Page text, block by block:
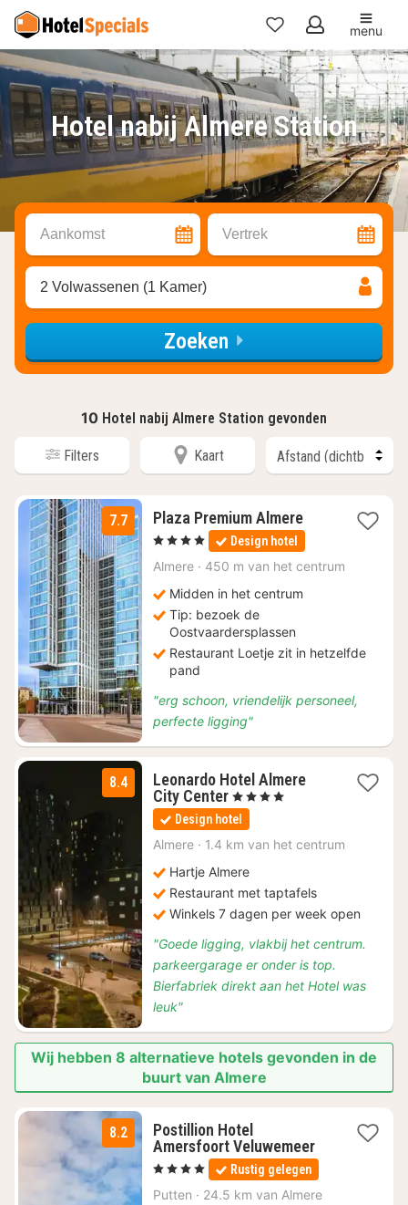
Mijn
favorieten
menu
Hotel nabij Almere Station
Aankomst Vertrek
2 Volwassenen (1 Kamer)
Zoeken
10 Hotel nabij Almere Station gevonden
Filters Kaart
7.7 Plaza Premium Almere1
nacht
vanaf
€
, 4 Sterren Design hotel
Almere · 450 m van het centrum
Midden in het centrum
Tip: bezoek de
Oostvaardersplassen
Restaurant Loetje zit in hetzelfde
pand
"erg schoon, vriendelijk personeel,
perfecte ligging"
8.4
Leonardo Hotel Almere
City Center1
nacht
vanaf
€
, 4 Sterren
Design hotel
Almere · 1.4 km van het centrum
Hartje Almere
Restaurant met taptafels
Winkels 7 dagen per week open
"Goede ligging, vlakbij het centrum.
parkeergarage er onder is top.
Bierfabriek direkt aan het Hotel was
leuk"
Wij hebben 8 alternatieve hotels gevonden in de
buurt van Almere
8.2
Postillion Hotel
Amersfoort Veluwemeer1
nacht
vanaf
€
, 4 Sterren Rustig gelegen
Putten · 24.5 km van Almere